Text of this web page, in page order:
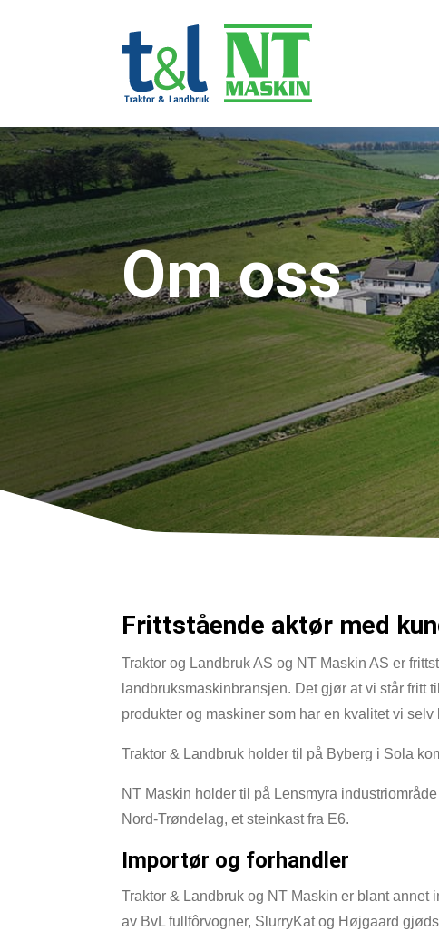
Om oss
Frittstående aktør med
Traktor og Landbruk AS og NT Maskin AS er
landbruksmaskinbransjen. Det gjør at vi står fritt
produkter og maskiner som har en kvalitet vi selv
Traktor & Landbruk holder til på Byberg i Sola
NT Maskin holder til på Lensmyra
Nord-Trøndelag, et steinkast fra E6.
Importør og forhandler
Traktor & Landbruk og NT Maskin er blant annet
av BvL fullfôrvogner, SlurryKat og Højgaard